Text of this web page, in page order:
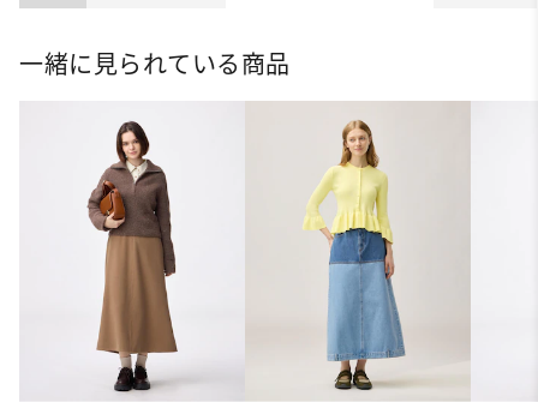
ット
一緒に見られている商品